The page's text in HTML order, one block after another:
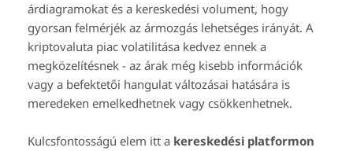
árdiagramokat és a kereskedési volument, hogy
gyorsan felmérjék az ármozgás lehetséges irányát. A
kriptovaluta piac volatilitása kedvez ennek a
megközelítésnek - az árak még kisebb információk
vagy a befektetői hangulat változásai hatására is
meredeken emelkedhetnek vagy csökkenhetnek.
Kulcsfontosságú elem itt a kereskedési platformon